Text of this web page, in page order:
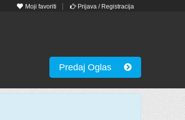
Moji favoriti Prijava / Registracija
Predaj Oglas